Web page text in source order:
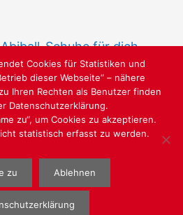
Schuhe für dich
SCHÖNE SCHUHE
VERBUNDGRUPPE.DE
GMBH
Cookies für Statistiken und
dieser Webseite“ – nähere
Ihren Rechten als Benutzer finden
Datenschutzerklärung.
zu“, um Cookies zu akzeptieren.
statistisch erfasst zu werden.
zu Ablehnen